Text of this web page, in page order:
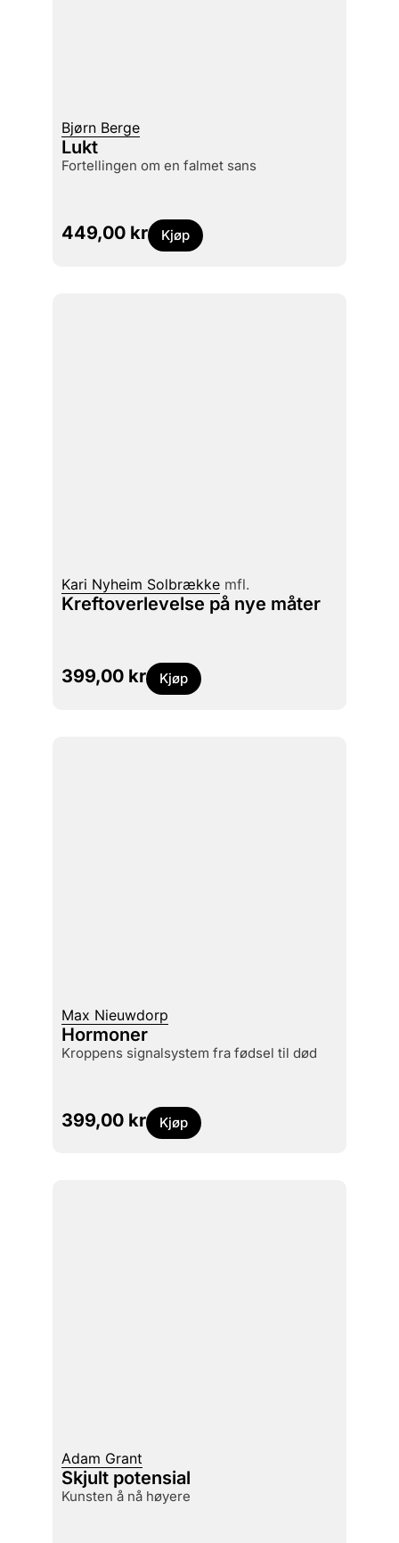
Bjørn Berge
Lukt
fortellingen om en falmet sans
449,00 kr Kjøp
Kari Nyheim Solbrækkemfl.
Kreftoverlevelse på nye måter
399,00 kr Kjøp
Max Nieuwdorp
Hormoner
kroppens signalsystem fra fødsel til død
399,00 kr Kjøp
Adam Grant
Skjult potensial
kunsten å nå høyere